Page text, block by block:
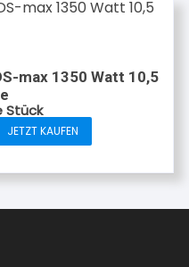
max 1350 Watt 10,5
Stück
JETZT KAUFEN